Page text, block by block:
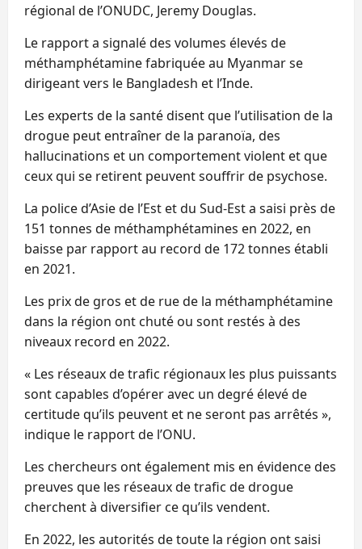
régional de l’ONUDC, Jeremy Douglas.
Le rapport a signalé des volumes élevés de
méthamphétamine fabriquée au Myanmar se
dirigeant vers le Bangladesh et l’Inde.
Les experts de la santé disent que l’utilisation de la
drogue peut entraîner de la paranoïa, des
hallucinations et un comportement violent et que
ceux qui se retirent peuvent souffrir de psychose.
La police d’Asie de l’Est et du Sud-Est a saisi près de
151 tonnes de méthamphétamines en 2022, en
baisse par rapport au record de 172 tonnes établi
en 2021.
Les prix de gros et de rue de la méthamphétamine
dans la région ont chuté ou sont restés à des
niveaux record en 2022.
« Les réseaux de trafic régionaux les plus puissants
sont capables d’opérer avec un degré élevé de
certitude qu’ils peuvent et ne seront pas arrêtés »,
indique le rapport de l’ONU.
Les chercheurs ont également mis en évidence des
preuves que les réseaux de trafic de drogue
cherchent à diversifier ce qu’ils vendent.
En 2022, les autorités de toute la région ont saisi